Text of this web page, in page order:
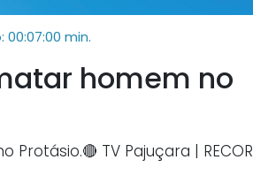
00:07:00 min.
homem no
TV Pajuçara |